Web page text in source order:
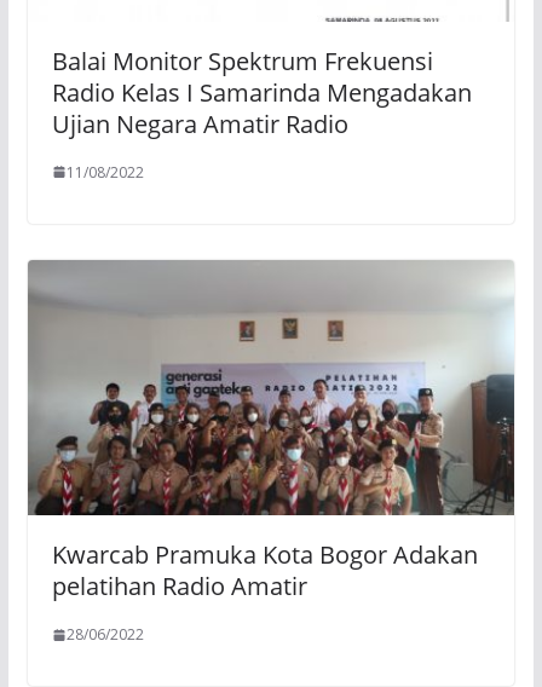
Balai Monitor Spektrum Frekuensi
Radio Kelas I Samarinda Mengadakan
Ujian Negara Amatir Radio
11/08/2022
Kwarcab Pramuka Kota Bogor Adakan
pelatihan Radio Amatir
28/06/2022